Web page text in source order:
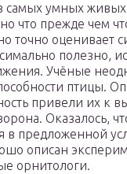
самых умных живых
что прежде чем
точно оценивает
полезно,
Учёные
птицы.
привели их к
Оказалось,
в предложенной
описан
орнитологи.